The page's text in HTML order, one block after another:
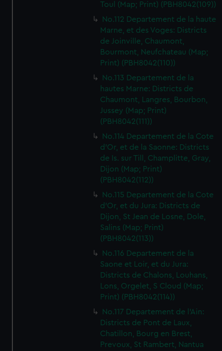
Toul (Map; Print) (PBH8042(109))
No.112 Departement de la haute
Marne, et des Voges: Districts
de Joinville, Chaumont,
Bourmont, Neufchateau (Map;
Print) (PBH8042(110))
No.113 Departement de la
hautes Marne: Districts de
Chaumont, Langres, Bourbon,
Jussey (Map; Print)
(PBH8042(111))
No.114 Departement de la Cote
d'Or, et de la Saonne: Districts
de Is. sur Till, Champlitte, Gray,
Dijon (Map; Print)
(PBH8042(112))
No.115 Departement de la Cote
d'Or, et du Jura: Districts de
Dijon, St Jean de Losne, Dole,
Salins (Map; Print)
(PBH8042(113))
No.116 Departement de la
Saone et Loir, et du Jura:
Districts de Chalons, Louhans,
Lons, Orgelet, S Cloud (Map;
Print) (PBH8042(114))
No.117 Departement de l'Ain:
Districts de Pont de Laux,
Chatillon, Bourg en Brest,
Prevoux, St Rambert, Nantua